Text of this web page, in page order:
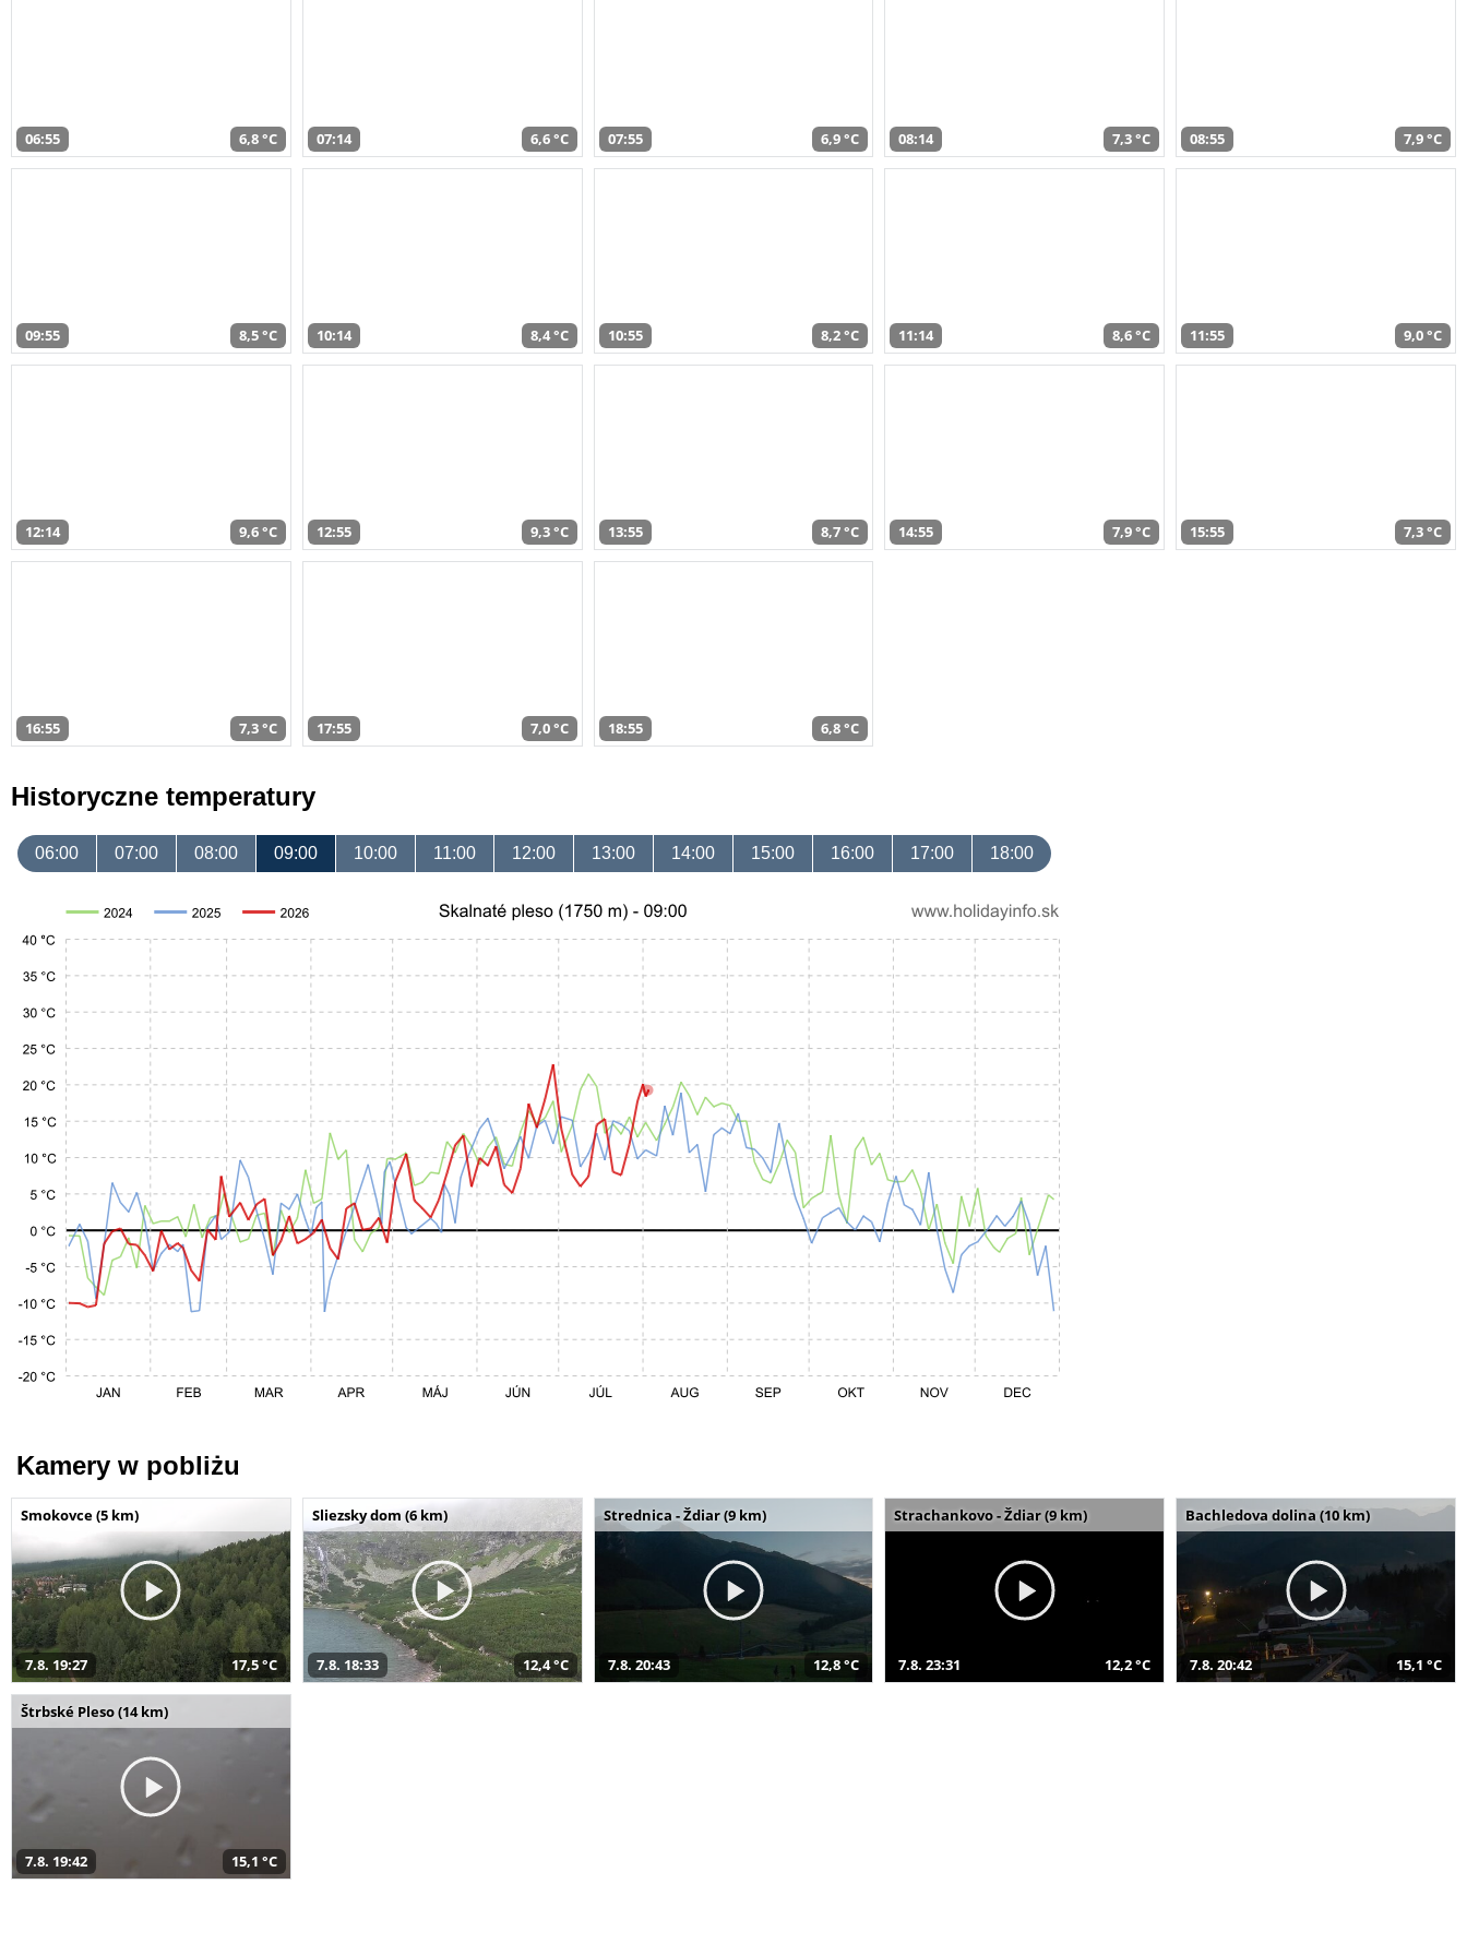
06:55 6,8 °C 07:14 6,6 °C 07:55 6,9 °C 08:14 7,3 °C 08:55 7,9 °C
09:55 8,5 °C 10:14 8,4 °C 10:55 8,2 °C 11:14 8,6 °C 11:55 9,0 °C
12:14 9,6 °C 12:55 9,3 °C 13:55 8,7 °C 14:55 7,9 °C 15:55 7,3 °C
16:55 7,3 °C 17:55 7,0 °C 18:55 6,8 °C
Historyczne temperatury
06:00 07:00 08:00 09:00 10:00 11:00 12:00 13:00 14:00 15:00 16:00 17:00 18:00
Kamery w pobliżu
Smokovce (5 km)
7.8. 19:27 17,5 °C
Sliezsky dom (6 km)
7.8. 18:33 12,4 °C
Strednica - Ždiar (9 km)
7.8. 20:43 12,8 °C
Strachankovo - Ždiar (9 km)
7.8. 23:31 12,2 °C
Bachledova dolina (10 km)
7.8. 20:42 15,1 °C
Štrbské Pleso (14 km)
7.8. 19:42 15,1 °C